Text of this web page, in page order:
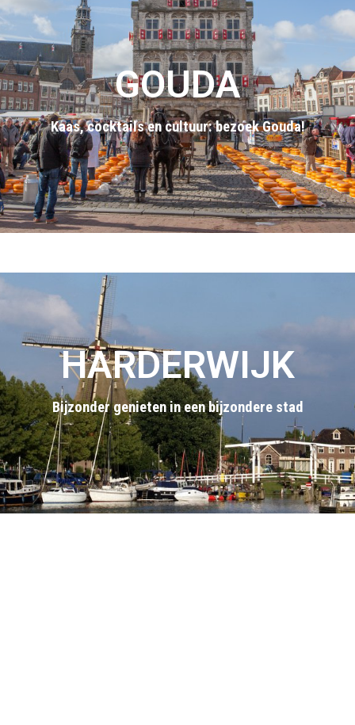
GOUDA
Kaas, cocktails en cultuur: bezoek Gouda!
HARDERWIJK
Bijzonder genieten in een bijzondere stad